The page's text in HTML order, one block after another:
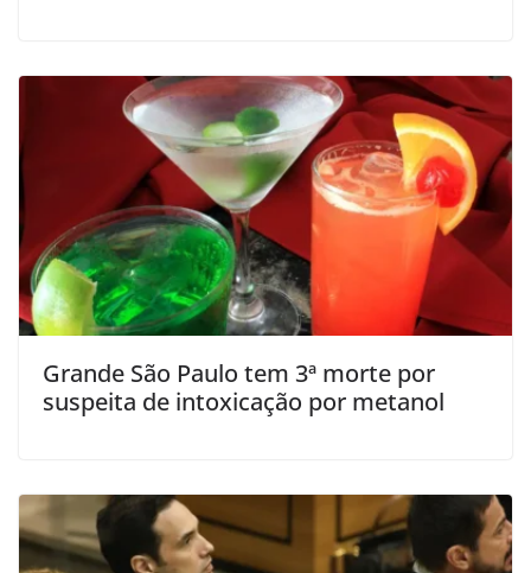
Grande São Paulo tem 3ª morte por
suspeita de intoxicação por metanol